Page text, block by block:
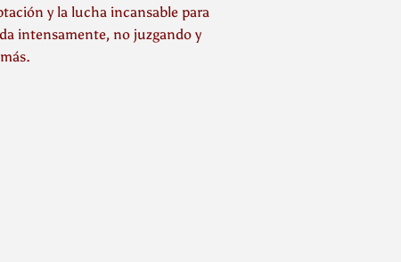
y la lucha incansable para
intensamente, no juzgando y